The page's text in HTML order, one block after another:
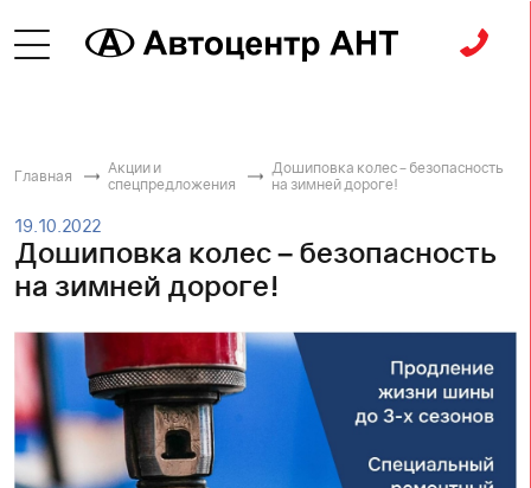
Главная
Акции и
спецпредложения
Дошиповка колес – безопасность
на зимней дороге!
19.10.2022
Дошиповка колес – безопасность
на зимней дороге!